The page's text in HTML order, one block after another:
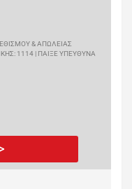
& ΑΠΩΛΕΙΑΣ
1114 | ΠΑΙΞΕ ΥΠΕΥΘΥΝΑ